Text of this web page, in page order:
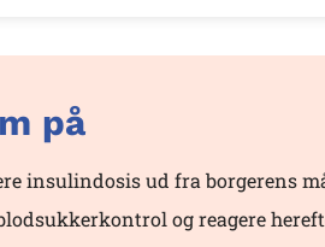
på
insulindosis ud fra borgerens
og reagere